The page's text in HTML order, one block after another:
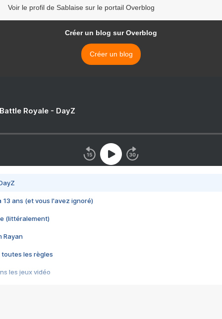
Voir le profil de Sablaise sur le portail Overblog
Créer un blog sur Overblog
Créer un blog
Royale - DayZ
13 ans (et vous l'avez ignoré)
(littéralement)
Rayan
toutes les règles
les jeux vidéo